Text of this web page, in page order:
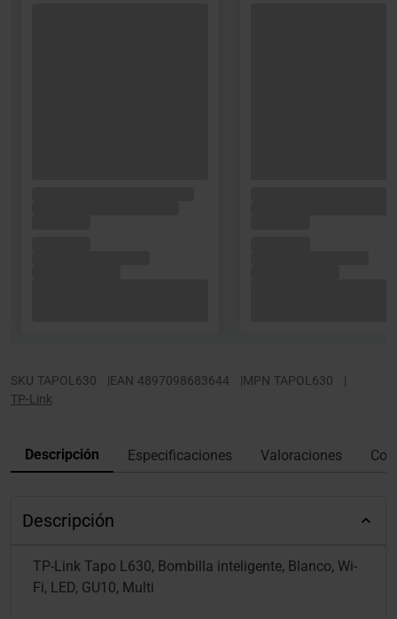
SKU TAPOL630 |EAN 4897098683644 |MPN TAPOL630
|
TP-Link
Descripción Especificaciones Valoraciones
Descripción
TP-Link Tapo L630, Bombilla inteligente, Blanco, Wi-
Fi, LED, GU10, Multi